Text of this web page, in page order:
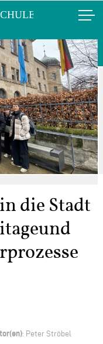
die Stadt
: Peter Ströbel